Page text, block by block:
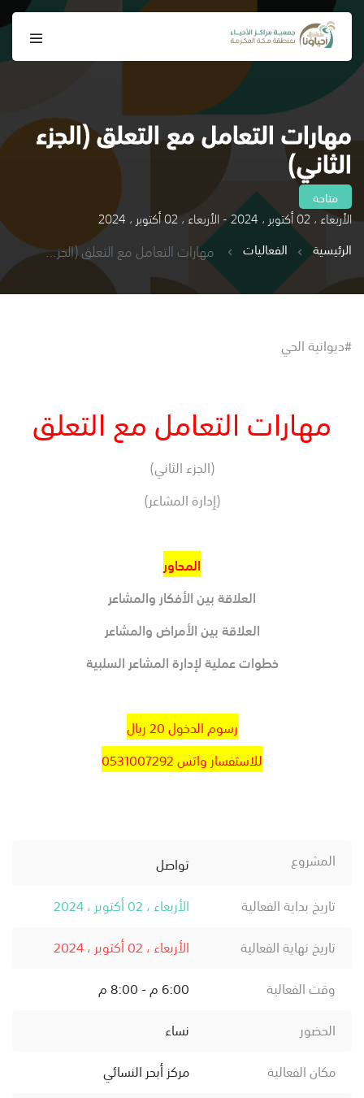
مهارات التعامل مع التعلق (الجزء
الثاني)
متاحة
الأربعاء ، 02 أكتوبر ، 2024 - الأربعاء ، 02 أكتوبر ، 2024
الرئيسية
الفعاليات مهارات التعامل مع التعلق (الجزء الثاني)
#ديوانية الحي
مهارات التعامل مع التعلق
(الجزء الثاني)
(إدارة المشاعر)
المحاور
العلاقة بين الأفكار والمشاعر
العلاقة بين الأمراض والمشاعر
خطوات عملية لإدارة المشاعر السلبية
رسوم الدخول 20 ريال
للاستفسار واتس 0531007292
المشروع
تواصل
تاريخ بداية الفعالية
الأربعاء ، 02 أكتوبر ، 2024
تاريخ نهاية الفعالية
الأربعاء ، 02 أكتوبر ، 2024
وقت الفعالية
6:00 م - 8:00 م
الحضور
نساء
مكان الفعالية
مركز أبحر النسائي